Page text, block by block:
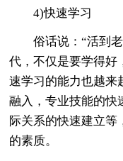
4)快速学习
俗话说：“活到老
代，不仅是要学得好
速学习的能力也越来
融入，专业技能的快
际关系的快速建立等
的素质。